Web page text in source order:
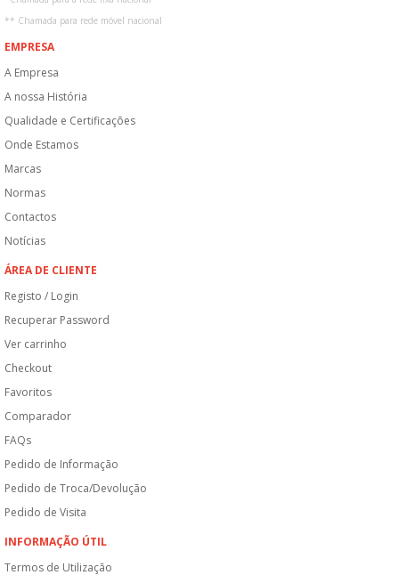
** Chamada para rede móvel nacional
EMPRESA
A Empresa
A nossa História
Qualidade e Certificações
Onde Estamos
Marcas
Normas
Contactos
Notícias
ÁREA DE CLIENTE
Registo / Login
Recuperar Password
Ver carrinho
Checkout
Favoritos
Comparador
FAQs
Pedido de Informação
Pedido de Troca/Devolução
Pedido de Visita
INFORMAÇÃO ÚTIL
Termos de Utilização